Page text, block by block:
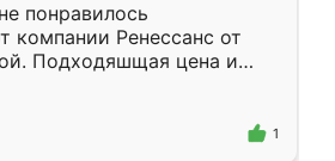
понравилось
компании Ренессанс от
Подходяшщая цена и
изготовления. Приехавший
Владислав
эскизу самый
1